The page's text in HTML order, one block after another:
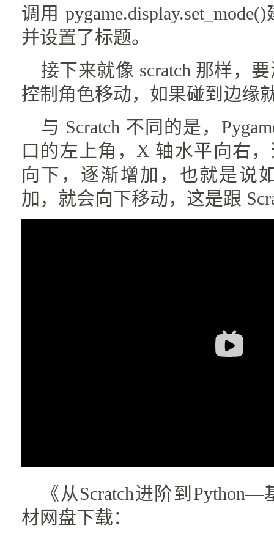
调用
并设置了标题。
接下来就像 scratch 那样，
控制角色移动，如果碰到边缘
与 Scratch 不同的是，
口的左上角，X 轴水平向右
向下，逐渐增加，也就是说
加，就会向下移动，这是跟
《从Scratch进阶到
材网盘下载：